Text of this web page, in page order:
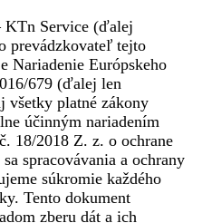
KTn Service (ďalej
prevádzkovateľ tejto
Nariadenie Európskeho
679 (ďalej len
všetky platné zákony
účinným nariadením
18/2018 Z. z. o ochrane
spracovávania a ochrany
súkromie každého
Tento dokument
zberu dát a ich